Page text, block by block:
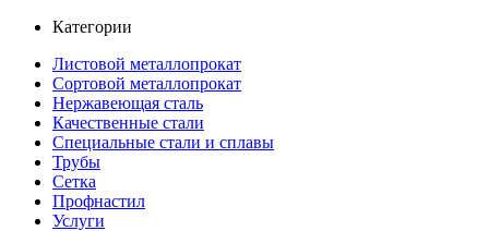
Категории
Листовой металлопрокат
Сортовой металлопрокат
Нержавеющая сталь
Качественные стали
Специальные стали и сплавы
Трубы
Сетка
Профнастил
Услуги